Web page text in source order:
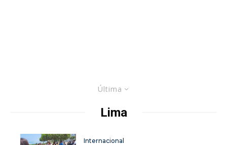
Última
Lima
Internacional